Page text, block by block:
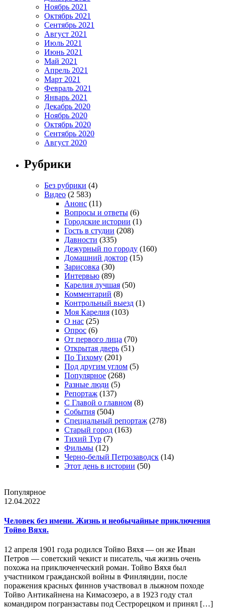
Ноябрь 2021
Октябрь 2021
Сентябрь 2021
Август 2021
Июль 2021
Июнь 2021
Май 2021
Апрель 2021
Март 2021
Февраль 2021
Январь 2021
Декабрь 2020
Ноябрь 2020
Октябрь 2020
Сентябрь 2020
Август 2020
Рубрики
Без рубрики (4)
Видео (2 583)
Анонс (11)
Вопросы и ответы (6)
Городские истории (1)
Гость в студии (208)
Давности (335)
Дежурный по городу (160)
Домашний доктор (15)
Зарисовка (30)
Интервью (89)
Карелия лучшая (50)
Комментарий (8)
Контрольный выезд (1)
Моя Карелия (103)
О нас (25)
Опрос (6)
От первого лица (70)
Открытая дверь (51)
По Тихому (201)
Под другим углом (5)
Популярное (268)
Разные люди (5)
Репортаж (137)
С Главой о главном (8)
События (504)
Специальный репортаж (278)
Старый город (163)
Тихий Тур (7)
Фильмы (12)
Черно-белый Петрозаводск (14)
Этот день в истории (50)
Популярное
12.04.2022
Человек без имени. Жизнь и необычайные приключения
Тойво Вяхя.
12 апреля 1901 года родился Тойво Вяхя — он же Иван
Петров — советский чекист и писатель, чья жизнь очень
похожа на приключенческий роман. Тойво Вяхя был
участником гражданской войны в Финляндии, после
поражения красных финнов участвовал в лыжном походе
Тойво Антикайнена на Кимасозеро, а в 1923 году стал
командиром погранзаставы под Сестрорецком и принял […]